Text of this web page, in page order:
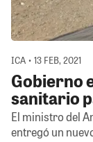
ICA • 13 FEB, 2021
Gobierno
sanitario
El ministro del
entregó un